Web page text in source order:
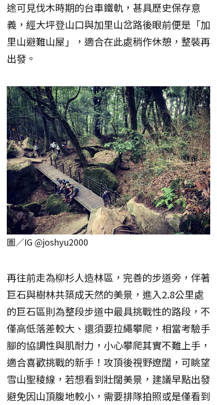
途可見伐木時期的台車鐵軌，甚具歷史保存意
義，經大坪登山口與加里山岔路後眼前便是「加
里山避難山屋」，適合在此處稍作休憩，整裝再
出發。
圖／IG @joshyu2000
再往前走為柳杉人造林區，完善的步道旁，伴著
巨石與樹林共築成天然的美景，進入2.8公里處
的巨石區則為整段步道中最具挑戰性的路段，不
僅高低落差較大、還須要拉繩攀爬，相當考驗手
腳的協調性與肌耐力，小心攀爬其實不難上手，
適合喜歡挑戰的新手！攻頂後視野遼闊，可眺望
雪山聖稜線，若想看到壯闊美景，建議早點出發
避免因山頂腹地較小，需要排隊拍照或是僅看到